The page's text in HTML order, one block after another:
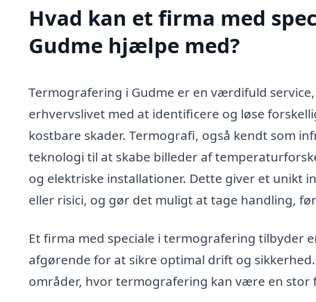
Hvad kan et firma med
Gudme hjælpe med?
Termografering i Gudme er en værdifuld
erhvervslivet med at identificere og løse
kostbare skader. Termografi, også kendt som
teknologi til at skabe billeder af
og elektriske installationer. Dette giver et unikt
eller risici, og gør det muligt at tage handling,
Et firma med speciale i termografering tilbyder
afgørende for at sikre optimal drift og
områder, hvor termografering kan være en stor